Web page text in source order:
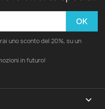
uno sconto del 20%, su un
in futuro!
